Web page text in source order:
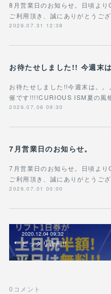
8月営業日のお知らせ。日頃よ
ご利用頂き、誠にありがとうご
2026.07.31 12:38
お待たせしました!! 今週末は
お待たせしました!!今週末は。。
催です!!!!CURIOUS ISM夏の風
2026.07.06 09:30
7月営業日のお知らせ。
7月営業日のお知らせ。日頃よ
ご利用頂き、誠にありがとうご
2026.07.01 00:00
2020.12.04 09:32
ビックリ企画!!
0 コメント